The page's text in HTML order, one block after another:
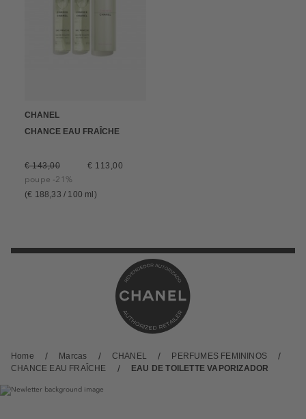
Home Marcas CHANEL
PERFUMES FEMININOS
CHANCE EAU FRAÎCHE
EAU DE TOILETTE VAPORIZADOR
CHANEL
CHANCE EAU FRAÎCHE
€ 143,00
€ 113,00
poupe -21%
(€ 188,33 / 100 ml)